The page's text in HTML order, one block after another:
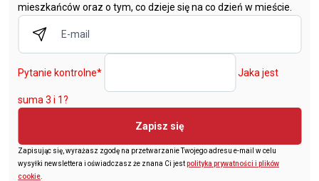
mieszkańców oraz o tym, co dzieje się na co dzień w mieście.
Pytanie kontrolne* Jaka jest
suma 3 i 1?
Zapisz się
Zapisując się, wyrażasz zgodę na przetwarzanie Twojego adresu e-mail w celu
wysyłki newslettera i oświadczasz że znana Ci jestpolityka prywatności i plików
cookie